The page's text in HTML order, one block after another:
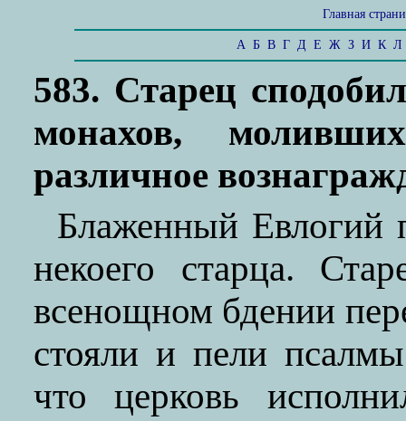
Главная
А Б В Г Д Е Ж З И К Л
583. Старец
монахов,
различное
Блаженный Евлогий
некоего старца.
всенощном бдении
стояли и пели
что церковь